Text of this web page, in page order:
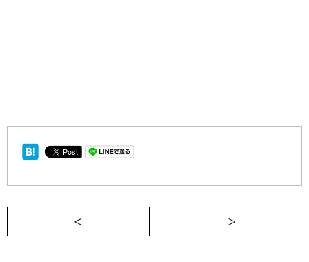
＜ 線路から外れてすすむ新幹線と、かわ